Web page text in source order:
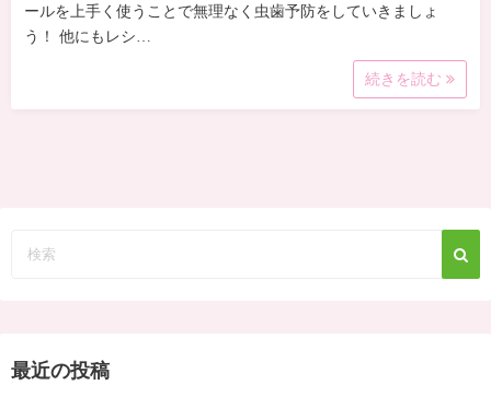
ールを上手く使うことで無理なく虫歯予防をしていきましょ
う！ 他にもレシ…
続きを読む
最近の投稿